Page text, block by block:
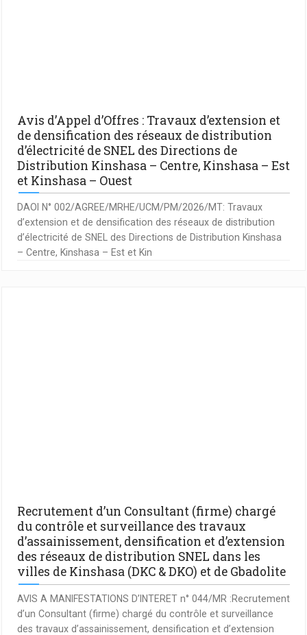
Avis d’Appel d’Offres : Travaux d’extension et
de densification des réseaux de distribution
d’électricité de SNEL des Directions de
Distribution Kinshasa – Centre, Kinshasa – Est
et Kinshasa – Ouest
DAOI N° 002/AGREE/MRHE/UCM/PM/2026/MT: Travaux
d’extension et de densification des réseaux de distribution
d’électricité de SNEL des Directions de Distribution Kinshasa
– Centre, Kinshasa – Est et Kin
Recrutement d’un Consultant (firme) chargé
du contrôle et surveillance des travaux
d’assainissement, densification et d’extension
des réseaux de distribution SNEL dans les
villes de Kinshasa (DKC & DKO) et de Gbadolite
AVIS A MANIFESTATIONS D’INTERET n° 044/MR :Recrutement
d’un Consultant (firme) chargé du contrôle et surveillance
des travaux d’assainissement, densification et d’extension